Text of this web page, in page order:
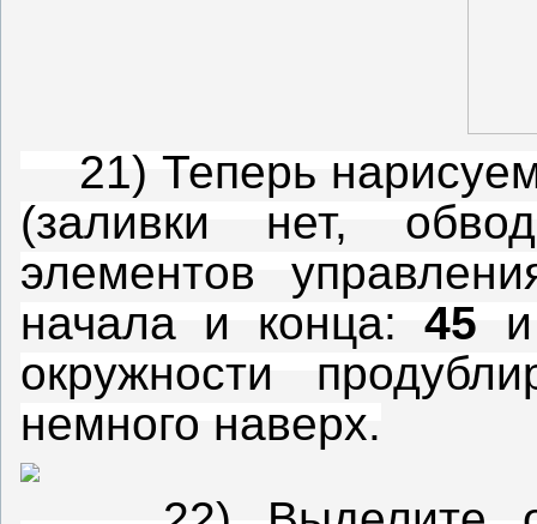
21) Теперь нарисуем
(заливки нет,
элементов
начала и конца:45
окружности
немного наверх.